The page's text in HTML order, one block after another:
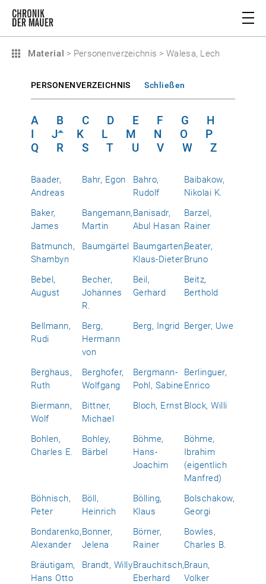
Material > Personenverzeichnis > Walesa, Lech
PERSONENVERZEICHNIS Schließen
A B C D E F G
H
I
J K L M N O
P
Q
R S T U V W Z
Baader,
Andreas
Bahr, Egon
Bahro,
Rudolf
Baibakow,
Nikolai K.
Baker,
James
Bangemann,
Martin
Banisadr,
Abul Hasan
Barzel,
Rainer
Batmunch,
Shambyn
Baumgärtel Baumgarten,
Klaus-Dieter
Beater,
Bruno
Bebel,
August
Becher,
Johannes
R.
Beil,
Gerhard
Beitz,
Berthold
Bellmann,
Rudi
Berg,
Hermann
von
Berg, Ingrid Berger, Uwe
Berghaus,
Ruth
Berghofer,
Wolfgang
Bergmann-
Pohl, Sabine
Berlinguer,
Enrico
Biermann,
Wolf
Bittner,
Michael
Bloch, Ernst Block, Willi
Bohlen,
Charles E.
Bohley,
Bärbel
Böhme,
Hans-
Joachim
Böhme,
Ibrahim
(eigentlich
Manfred)
Böhnisch,
Peter
Böll,
Heinrich
Bölling,
Klaus
Bolschakow,
Georgi
Bondarenko,
Alexander
Bonner,
Jelena
Börner,
Rainer
Bowles,
Charles B.
Bräutigam,
Hans Otto
Brandt, WillyBrauchitsch,
Eberhard
Braun,
Volker